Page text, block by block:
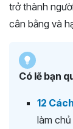
trở thành
cân bằng và
Có lẽ bạn
12
làm